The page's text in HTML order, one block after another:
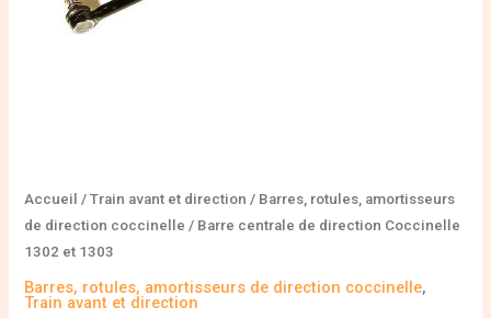
Accueil /Train avant et direction / Barres, rotules, amortisseurs
de direction coccinelle / Barre centrale de direction Coccinelle
1302 et 1303
Barres, rotules, amortisseurs de direction coccinelle,
Train avant et direction